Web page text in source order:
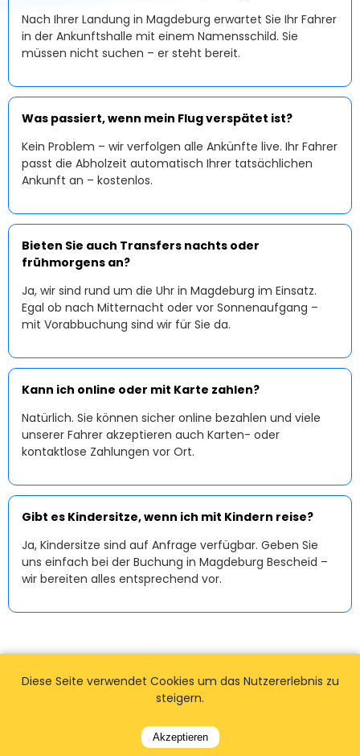
Nach Ihrer Landung in Magdeburg erwartet Sie Ihr Fahrer
in der Ankunftshalle mit einem Namensschild. Sie
müssen nicht suchen – er steht bereit.
Was passiert, wenn mein Flug verspätet ist?
Kein Problem – wir verfolgen alle Ankünfte live. Ihr Fahrer
passt die Abholzeit automatisch Ihrer tatsächlichen
Ankunft an – kostenlos.
Bieten Sie auch Transfers nachts oder
frühmorgens an?
Ja, wir sind rund um die Uhr in Magdeburg im Einsatz.
Egal ob nach Mitternacht oder vor Sonnenaufgang –
mit Vorabbuchung sind wir für Sie da.
Kann ich online oder mit Karte zahlen?
Natürlich. Sie können sicher online bezahlen und viele
unserer Fahrer akzeptieren auch Karten- oder
kontaktlose Zahlungen vor Ort.
Gibt es Kindersitze, wenn ich mit Kindern reise?
Ja, Kindersitze sind auf Anfrage verfügbar. Geben Sie
uns einfach bei der Buchung in Magdeburg Bescheid –
wir bereiten alles entsprechend vor.
Diese Seite verwendet Cookies um das Nutzererlebnis zu
steigern.
Akzeptieren